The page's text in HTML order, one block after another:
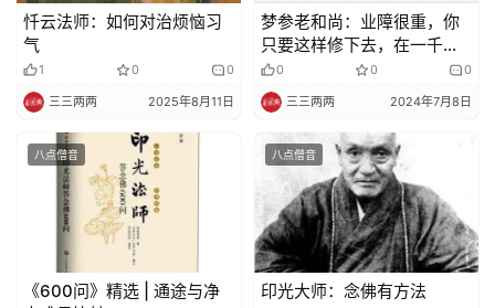
法
规
免
声
忏云法师：如何对治烦恼习
气
1 0 0
三三两两 2025年8月11日
梦参老和尚：业障很重，你
只要这样修下去，在一千日
绝对清净
0 0 0
三三两两 2024年7月8日
八点僧音
《600问》精选 | 通途与净
八点僧音
印光大师：念佛有方法